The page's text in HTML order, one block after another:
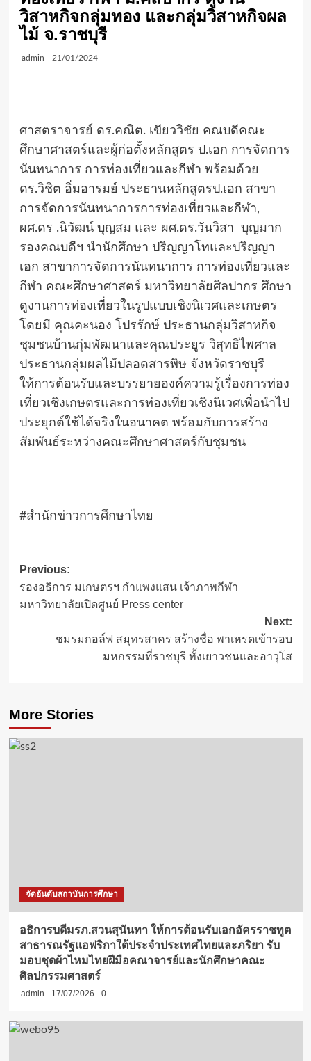
วิสาหกิจกลุ่มทอง และกลุ่มวิสาหกิจผล
ไม้​ จ.ราชบุรี
admin 21/01/2024
ศาสตราจารย์​ ดร.คณิต. เขียววิชัย คณบดีคณะ
ศึกษาศาสตร์และผู้ก่อตั้งหลักสูตร​ ​​ป.เอก​ การ​จัดการ​
นันทนาการ​ การท่องเที่ยว​และกีฬา​ พร้อมด้วย​
ดร.วิชิต​ อิ่มอารมย์​ ประธานหลักสูตรป.เอก สาขา
การจัดการนันทนาการ​การท่องเที่ยวและกีฬา​,
ผศ.ดร .นิวัฒน์ บุญสม และ ผศ.ดร.วันวิสา บุญมาก
รองคณบดีฯ นำนักศึกษา ปริญญาโทและปริญญา
เอก​ สาขาการจัดการนันทนาการ​ การท่องเที่ยวและ
กีฬา คณะศึกษาศาสตร์ มหาวิทยาลัยศิลปากร ศึกษา
ดูงานการท่องเที่ยวในรูปแบบเชิงนิเวศและเกษตร
โดยมี คุณคะนอง โปรรักษ์ ประธานกลุ่มวิสาหกิจ
ชุมชนบ้านกุ่มพัฒนาและคุณประยูร วิสุทธิไพศาล​
ประธานกลุ่มผลไม้ปลอดสารพิษ​ จังหวัดราชบุรี​
ให้การต้อนรับและบรรยายองค์ความรู้เรื่องการท่อง
เที่ยวเชิงเกษตรและการท่องเที่ยวเชิงนิเวศ​เพื่อนำไป
ประยุกต์ใช้ได้จริงในอนาคต​ พร้อมกับการสร้าง
สัมพันธ์ระหว่างคณะศึกษาศาสตร์​กับชุมชน​
#สำนักข่าวการศึกษา​ไทย
Post
navigation
Previous:
รองอธิการ​ ม​เกษตรฯ​ กำแพงแสน​ เจ้าภาพกีฬา
มหาวิทยาลัย​เปิดศูนย์​ ​Press center
Next:
ชมรมกอล์ฟ สมุทรสาคร สร้างชื่อ พาเหรดเข้ารอบ
มหกรรมที่ราชบุรี ทั้งเยาวชนและอาวุโส
More Stories
จัดอันดับสถาบันการศึกษา
อธิการบดีมรภ.สวนสุนันทา ให้การต้อนรับเอกอัครราชทูต
สาธารณรัฐแอฟริกาใต้ประจำประเทศไทยและภริยา รับ
มอบชุดผ้าไหมไทยฝีมือคณาจารย์และนักศึกษาคณะ
ศิลปกรรมศาสตร์
admin 17/07/2026 0